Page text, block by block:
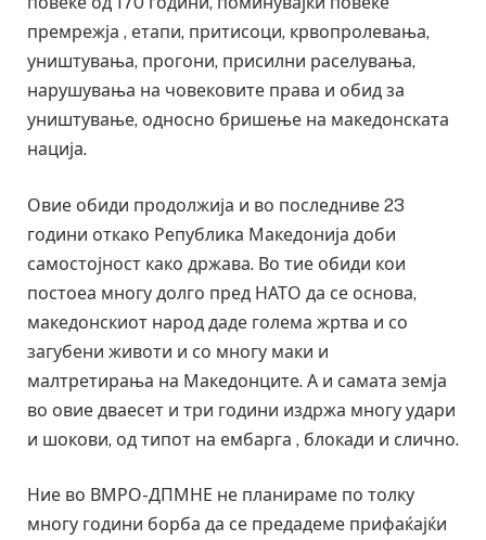
премрежја , етапи, притисоци, крвопролевања,
уништувања, прогони, присилни раселувања,
нарушувања на човековите права и обид за
уништување, односно бришење на македонската
нација.
Овие обиди продолжија и во последниве 23
години откако Република Македонија доби
самостојност како држава. Во тие обиди кои
постоеа многу долго пред НАТО да се основа,
македонскиот народ даде голема жртва и со
загубени животи и со многу маки и
малтретирања на Македонците. А и самата земја
во овие дваесет и три години издржа многу удари
и шокови, од типот на ембарга , блокади и слично.
Ние во ВМРО-ДПМНЕ не планираме по толку
многу години борба да се предадеме прифаќајќи